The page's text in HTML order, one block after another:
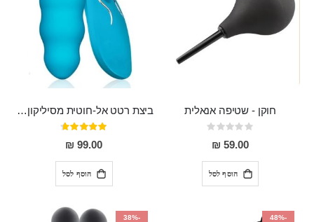
חוקן - שטיפה אנאלית
Rating:
0%
59.00 ₪
הוסף לסל
ביצת רטט אל-חוטית מסיליקון רפואי בגודל של 8 ס"מ ורוחב 3 ס"מ בעלת 20 מהירויות שונות "ENKI"
דירוג:
93%
99.00 ₪
הוסף לסל
-48%
-38%